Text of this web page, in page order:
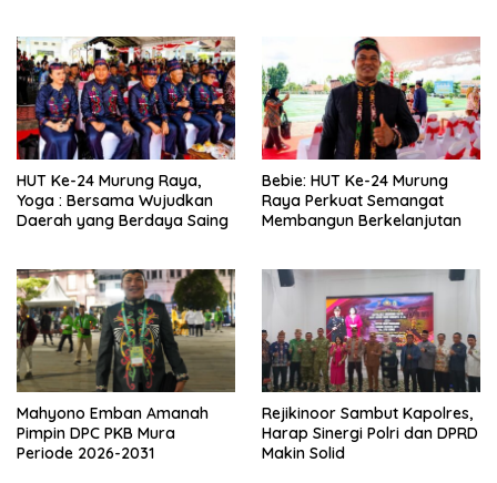
HUT Ke-24 Murung Raya,
Yoga : Bersama Wujudkan
Daerah yang Berdaya Saing
Bebie: HUT Ke-24 Murung
Raya Perkuat Semangat
Membangun Berkelanjutan
Mahyono Emban Amanah
Pimpin DPC PKB Mura
Periode 2026-2031
Rejikinoor Sambut Kapolres,
Harap Sinergi Polri dan DPRD
Makin Solid